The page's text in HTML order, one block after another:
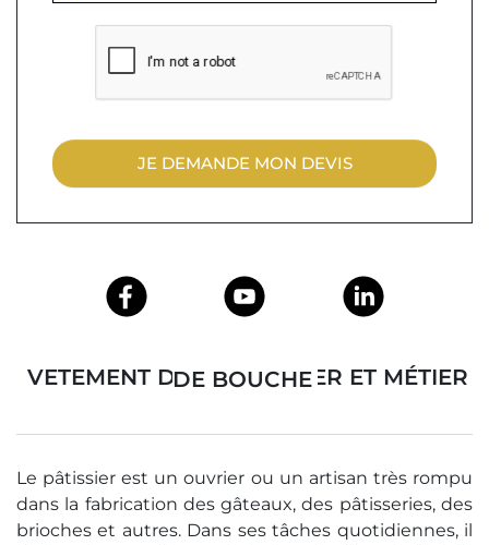
JE DEMANDE MON DEVIS
VETEMENT DE BOULANGER ET MÉTIER DE BOUCHE
Le pâtissier est un ouvrier ou un artisan très rompu
dans la fabrication des gâteaux, des pâtisseries, des
brioches et autres. Dans ses tâches quotidiennes, il